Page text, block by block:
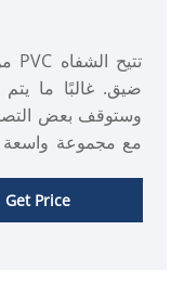
ضيق. غالبًا ما يتم
وستوقف بعض
مع مجموعة
Get Price